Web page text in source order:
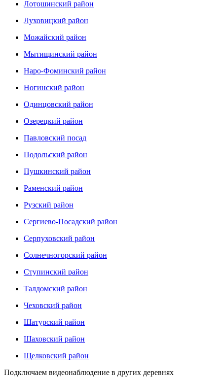
Лотошинский район
Луховицкий район
Можайский район
Мытищинский район
Наро-Фоминский район
Ногинский район
Одинцовский район
Озерецкий район
Павловский посад
Подольский район
Пушкинский район
Раменский район
Рузский район
Сергиево-Посадский район
Серпуховский район
Солнечногорский район
Ступинский район
Талдомский район
Чеховский район
Шатурский район
Шаховский район
Щелковский район
Подключаем видеонаблюдение в других деревнях